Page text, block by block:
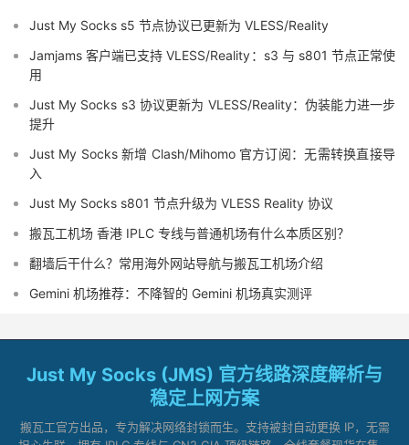
Just My Socks s5 节点协议已更新为 VLESS/Reality
Jamjams 客户端已支持 VLESS/Reality：s3 与 s801 节点正常使
用
Just My Socks s3 协议更新为 VLESS/Reality：伪装能力进一步
提升
Just My Socks 新增 Clash/Mihomo 官方订阅：无需转换直接导
入
Just My Socks s801 节点升级为 VLESS Reality 协议
搬瓦工机场 香港 IPLC 专线与普通机场有什么本质区别？
翻墙后干什么？常用海外网站导航与搬瓦工机场介绍
Gemini 机场推荐：不降智的 Gemini 机场真实测评
Just My Socks (JMS) 官方线路深度解析与
稳定上网方案
搬瓦工官方出品，专为解决网络封锁而生。支持被封自动更换 IP，无需